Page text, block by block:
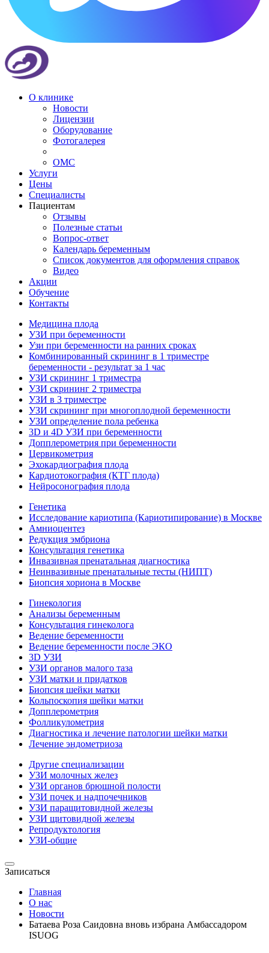
О клинике
Новости
Лицензии
Оборудование
Фотогалерея
ОМС
Услуги
Цены
Специалисты
Пациентам
Отзывы
Полезные статьи
Вопрос-ответ
Календарь беременным
Список документов для оформления справок
Видео
Акции
Обучение
Контакты
Медицина плода
УЗИ при беременности
Узи при беременности на ранних сроках
Комбинированный скрининг в 1 триместре
беременности - результат за 1 час
УЗИ скрининг 1 триместра
УЗИ скрининг 2 триместра
УЗИ в 3 триместре
УЗИ скрининг при многоплодной беременности
УЗИ определение пола ребенка
3D и 4D УЗИ при беременности
Допплерометрия при беременности
Цервикометрия
Эхокардиография плода
Кардиотокография (КТГ плода)
Нейросонография плода
Генетика
Исследование кариотипа (Кариотипирование) в Москве
Амниоцентез
Редукция эмбриона
Консультация генетика
Инвазивная пренатальная диагностика
Неинвазивные пренатальные тесты (НИПТ)
Биопсия хориона в Москве
Гинекология
Анализы беременным
Консультация гинеколога
Ведение беременности
Ведение беременности после ЭКО
3D УЗИ
УЗИ органов малого таза
УЗИ матки и придатков
Биопсия шейки матки
Кольпоскопия шейки матки
Допплерометрия
Фолликулометрия
Диагностика и лечение патологии шейки матки
Лечение эндометриоза
Другие специализации
УЗИ молочных желез
УЗИ органов брюшной полости
УЗИ почек и надпочечников
УЗИ паращитовидной железы
УЗИ щитовидной железы
Репродуктология
УЗИ-общие
Записаться
Главная
О нас
Новости
Батаева Роза Саидовна вновь избрана Амбассадором
ISUOG